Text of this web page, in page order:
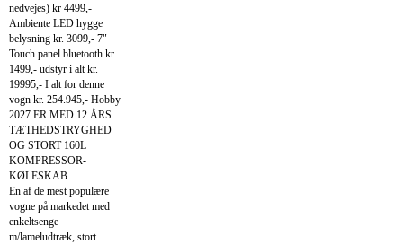
nedvejes) kr 4499,-
Ambiente LED hygge
belysning kr. 3099,- 7"
Touch panel bluetooth kr.
1499,- udstyr i alt kr.
19995,- I alt for denne
vogn kr. 254.945,- Hobby
2027 ER MED 12 ÅRS
TÆTHEDSTRYGHED
OG STORT 160L
KOMPRESSOR-
KØLESKAB.
En af de mest populære
vogne på markedet med
enkeltsenge
m/lameludtræk, stort